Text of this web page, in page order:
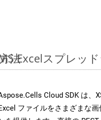
法Excelスプレッ
Cloud SDK は、
ファイルをさまざまな